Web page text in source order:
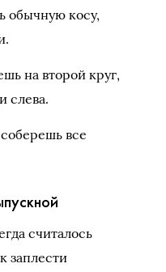
обычную косу,
на второй круг,
слева.
все
считалось
заплести